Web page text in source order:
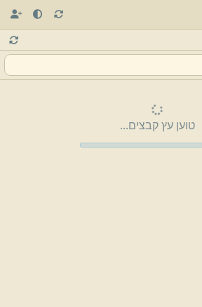
טוען עץ קבצים...